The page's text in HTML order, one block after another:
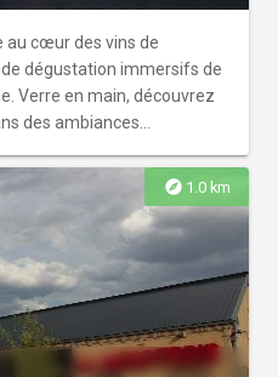
de dégustation pluri-
au cœur des vins de
dégustation immersifs de
Verre en main, découvrez
des ambiances
immersions visuelles,
de 3 à 5 vins.
explore 1.0 km